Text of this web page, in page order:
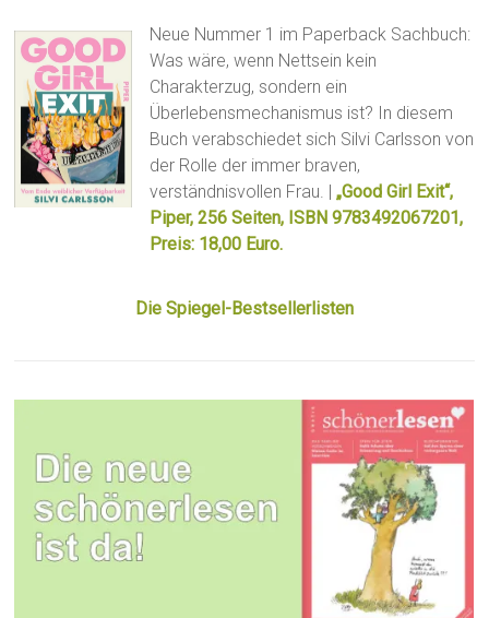
Neue Nummer 1 im Paperback Sachbuch:
Was wäre, wenn Nettsein kein
Charakterzug, sondern ein
Überlebensmechanismus ist? In diesem
Buch verabschiedet sich Silvi Carlsson von
der Rolle der immer braven,
verständnisvollen Frau. |„Good Girl Exit“,
Piper, 256 Seiten, ISBN 9783492067201,
Preis: 18,00 Euro.
Die Spiegel-Bestsellerlisten